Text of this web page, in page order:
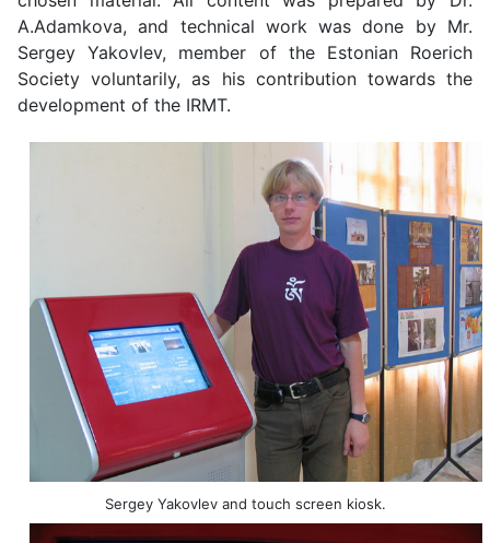
A.Adamkova, and technical work was done by Mr.
Sergey Yakovlev, member of the Estonian Roerich
Society voluntarily, as his contribution towards the
development of the IRMT.
Sergey Yakovlev and touch screen kiosk.